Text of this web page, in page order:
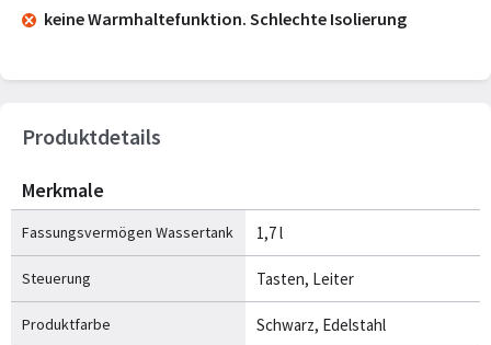
keine Warmhaltefunktion. Schlechte Isolierung
Produktdetails
Merkmale
Fassungsvermögen Wassertank 1,7 l
Steuerung Tasten, Leiter
Produktfarbe Schwarz, Edelstahl